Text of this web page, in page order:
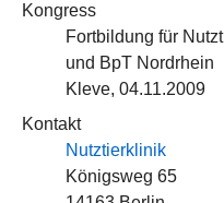
Kongress
Fortbildung für
und BpT Nordrhein
Kleve, 04.11.2009
Kontakt
Nutztierklinik
Königsweg 65